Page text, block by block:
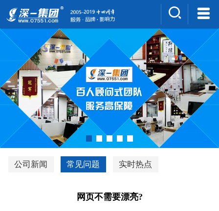
集团介绍
人才招聘
案例展示
新闻中心
深一风采
联系我们
深优通系统V3.0
深一集团优势
公司新闻 常见问题 实时热点
网页不需要漂亮?